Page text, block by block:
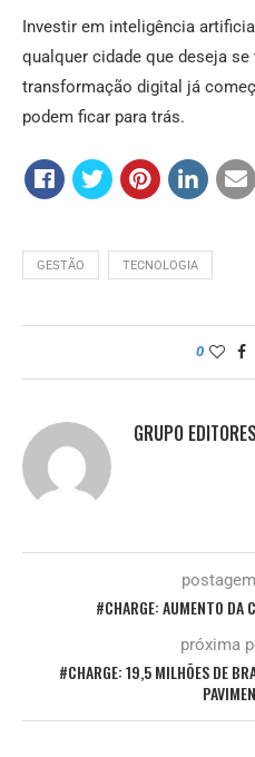
Investir em inteligência
qualquer cidade que deseja
transformação digital já
podem ficar para trás.
GESTÃO TECNOLOGIA
0
GRUPO
#CHARGE: AUMENTO DA
próxima
#CHARGE: 19,5 MILHÕES DE